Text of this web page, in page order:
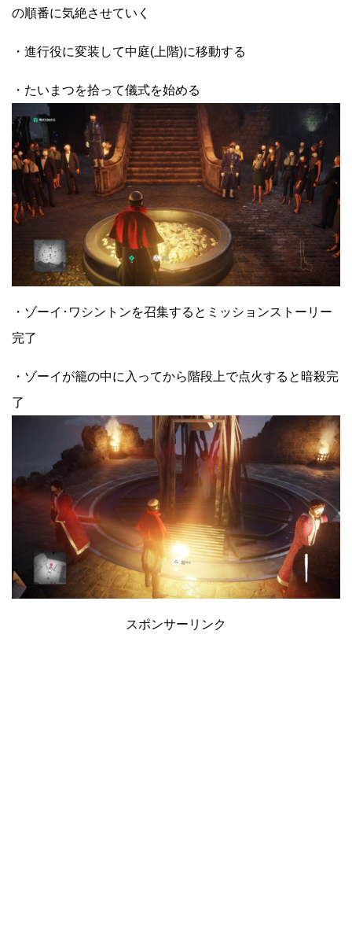
の順番に気絶させていく
・進行役に変装して中庭(上階)に移動する
・たいまつを拾って儀式を始める
・ゾーイ･ワシントンを召集するとミッションストーリー
完了
・ゾーイが籠の中に入ってから階段上で点火すると暗殺完
了
スポンサーリンク